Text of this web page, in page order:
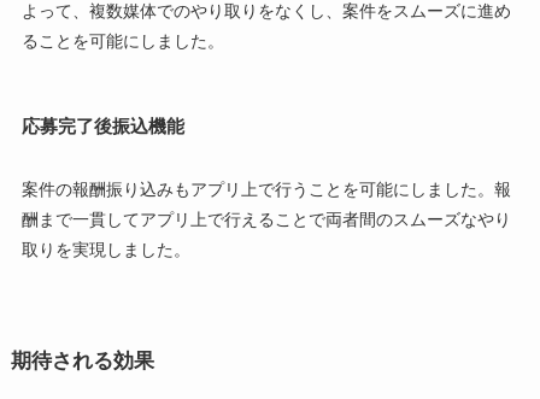
よって、複数媒体でのやり取りをなくし、案件をスムーズに進め
ることを可能にしました。
応募完了後振込機能
案件の報酬振り込みもアプリ上で行うことを可能にしました。報
酬まで一貫してアプリ上で行えることで両者間のスムーズなやり
取りを実現しました。
期待される効果